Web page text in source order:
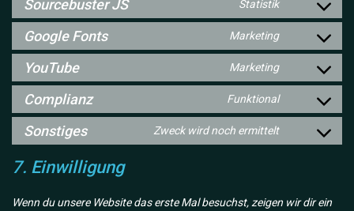
service
Sourcebuster JS Statistik
Consent
service
Google Fonts Marketing
Consent
service
YouTube Marketing
Consent
service
Complianz Funktional
Consent
service
Sonstiges Zweck wird noch ermittelt
Consent
7. Einwilligung
Wenn du unsere Website das erste Mal besuchst, zeigen wir dir ein